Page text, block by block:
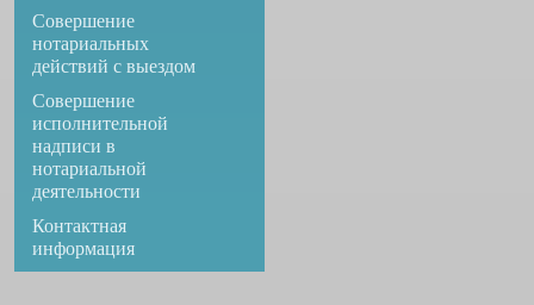
Совершение
нотариальных
действий с выездом
Совершение
исполнительной
надписи в
нотариальной
деятельности
Контактная
информация